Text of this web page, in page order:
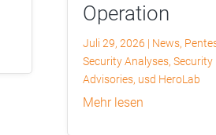
Operation
Juli 29, 2026 | News,
Security Analyses, Security
Advisories, usd HeroLab
mehr lesen